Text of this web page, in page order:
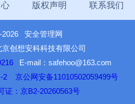
版权声明 联系我们
2026 安全管理网
创想安科科技有限公司
E-mail：safehoo@163.com
2
京公网安备11010502059499号
证：京B2-20260563号